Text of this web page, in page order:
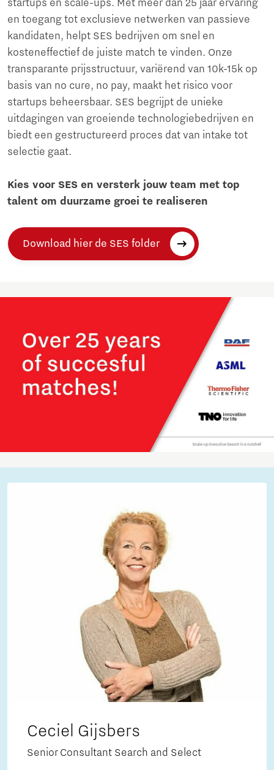
startups en scale-ups. Met meer dan 25 jaar ervaring
en toegang tot exclusieve netwerken van passieve
kandidaten, helpt SES bedrijven om snel en
kosteneffectief de juiste match te vinden. Onze
transparante prijsstructuur, variërend van 10k-15k op
basis van no cure, no pay, maakt het risico voor
startups beheersbaar. SES begrijpt de unieke
uitdagingen van groeiende technologiebedrijven en
biedt een gestructureerd proces dat van intake tot
selectie gaat.
Kies voor SES en versterk jouw team met top
talent om duurzame groei te realiseren
Download hier de SES folder
Ceciel Gijsbers
Senior Consultant Search and Select